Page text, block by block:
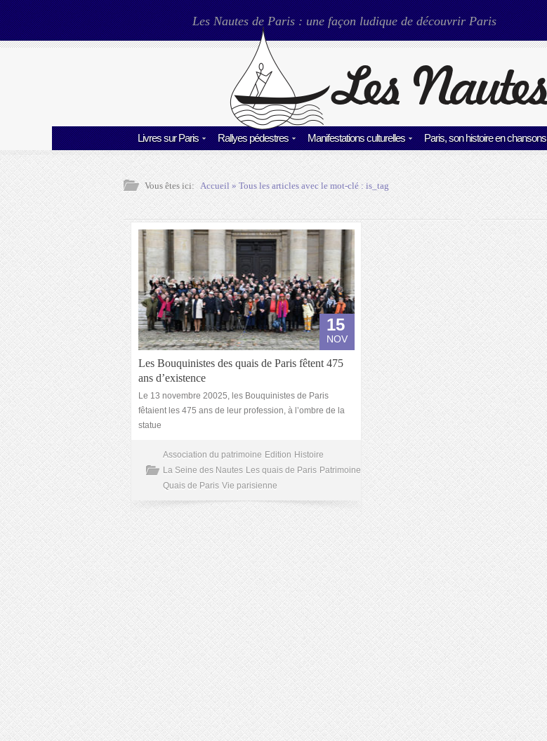
Les Nautes de Paris : une façon ludique de découvrir Paris
Livres sur Paris Rallyes pédestres Manifestations culturelles Paris, son histoire en chansons
Vous êtes ici: Accueil» Tous les articles avec le mot-clé :is_tag
15
NOV
Les Bouquinistes des quais de Paris fêtent 475
ans d’existence
Le 13 novembre 20025, les Bouquinistes de Paris
fêtaient les 475 ans de leur profession, à l’ombre de la
statue
Association du patrimoine Edition Histoire
La Seine des Nautes Les quais de Paris Patrimoine
Quais de Paris Vie parisienne